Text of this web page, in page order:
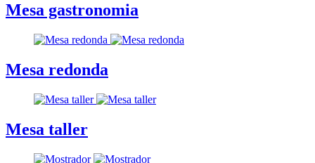
Mesa gastronomia
Mesa redonda
Mesa taller